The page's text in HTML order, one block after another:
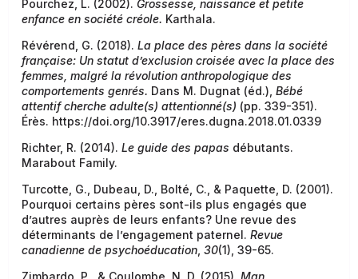
Pourchez, L. (2002). Grossesse, naissance et petite
enfance en société créole. Karthala.
Révérend, G. (2018). La place des pères dans la société
française: Un statut d’exclusion croisée avec la place des
femmes, malgré la révolution anthropologique des
comportements genrés. Dans M. Dugnat (éd.), Bébé
attentif cherche adulte(s) attentionné(s) (pp. 339-351).
Érès. https://doi.org/10.3917/eres.dugna.2018.01.0339
Richter, R. (2014). Le guide des papas débutants.
Marabout Family.
Turcotte, G., Dubeau, D., Bolté, C., & Paquette, D. (2001).
Pourquoi certains pères sont-ils plus engagés que
d’autres auprès de leurs enfants? Une revue des
déterminants de l’engagement paternel. Revue
canadienne de psychoéducation 30(1), 39-65.
Zimbardo, P., & Coulombe, N. D. (2015). Man